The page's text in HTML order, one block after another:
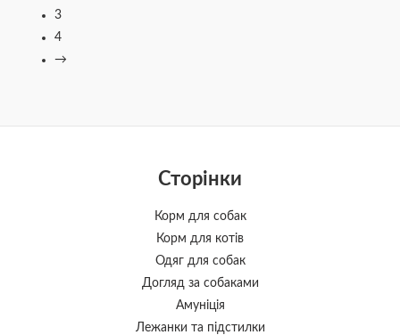
3
4
→
Сторінки
Корм для собак
Корм для котів
Одяг для собак
Догляд за собаками
Амуніція
Лежанки та підстилки